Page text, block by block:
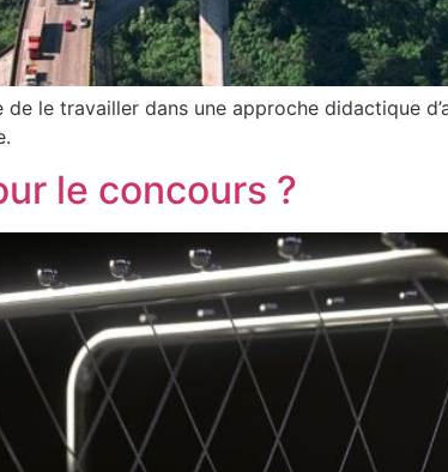
le travailler dans une approche didactique
le concours ?